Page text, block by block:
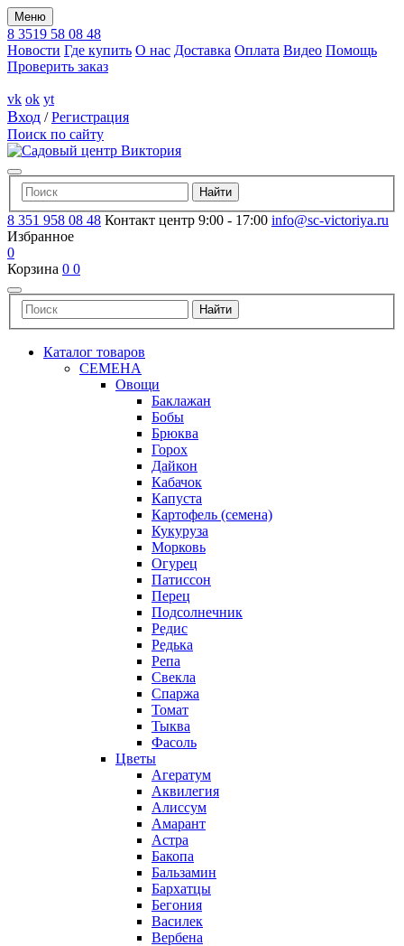
Меню
8 3519 58 08 48
Новости Где купить О нас Доставка Оплата Видео Помощь
Проверить заказ
vk ok yt
Вход /Регистрация
Поиск по сайту
8 351 958 08 48 Контакт центр 9:00 - 17:00 info@sc-victoriya.ru
Избранное
0
Корзина 0 0
Каталог товаров
СЕМЕНА
Овощи
Баклажан
Бобы
Брюква
Горох
Дайкон
Кабачок
Капуста
Картофель (семена)
Кукуруза
Морковь
Огурец
Патиссон
Перец
Подсолнечник
Редис
Редька
Репа
Свекла
Спаржа
Томат
Тыква
Фасоль
Цветы
Агератум
Аквилегия
Алиссум
Амарант
Астра
Бакопа
Бальзамин
Бархатцы
Бегония
Василек
Вербена